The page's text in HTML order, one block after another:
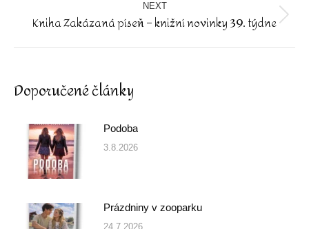
NEXT
Next
Kniha Zakázaná píseň – knižní novinky 39. týdne
Doporučené články
Podoba
3.8.2026
Prázdniny v zooparku
24.7.2026